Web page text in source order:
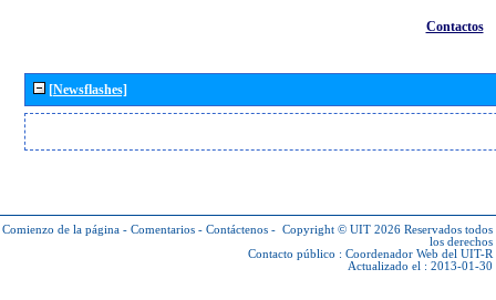
Contactos
[Newsflashes]
Comienzo de la página - Comentarios - Contáctenos - Copyright © UIT 2026 Reservados todos
los derechos
Contacto público : Coordenador Web del UIT-R
Actualizado el : 2013-01-30